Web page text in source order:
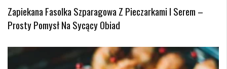
Zapiekana Fasolka Szparagowa Z Pieczarkami I Serem –
Prosty Pomysł Na Sycący Obiad